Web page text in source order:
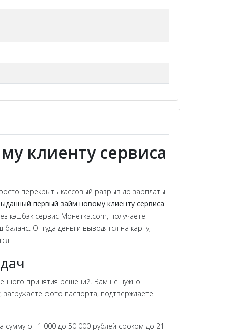
клиенту сервиса
перекрыть кассовый разрыв до зарплаты.
первый займ новому клиенту сервиса
кэшбэк сервис Монетка.com, получаете
Оттуда деньги выводятся на карту,
принятия решений. Вам не нужно
загружаете фото паспорта, подтверждаете
от 1 000 до 50 000 рублей сроком до 21